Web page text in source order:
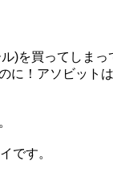
)を買ってしま
に！アソビット
です。